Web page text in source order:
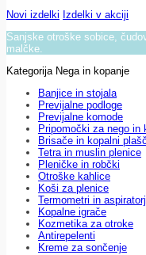
Novi izdelki Izdelki v akciji
Sanjske otroške sobice,
malčke.
Kategorija Nega in kopanje
Banjice in stojala
Previjalne podloge
Previjalne komode
Pripomočki za nego in
Brisače in kopalni
Tetra in muslin plenice
Pleničke in robčki
Otroške kahlice
Koši za plenice
Termometri in
Kopalne igrače
Kozmetika za otroke
Antirepelenti
Kreme za sončenje